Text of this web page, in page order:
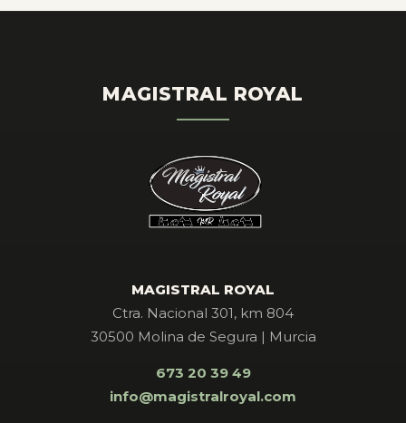
MAGISTRAL ROYAL
MAGISTRAL ROYAL
Ctra. Nacional 301, km 804
30500 Molina de Segura | Murcia
673 20 39 49
info@magistralroyal.com